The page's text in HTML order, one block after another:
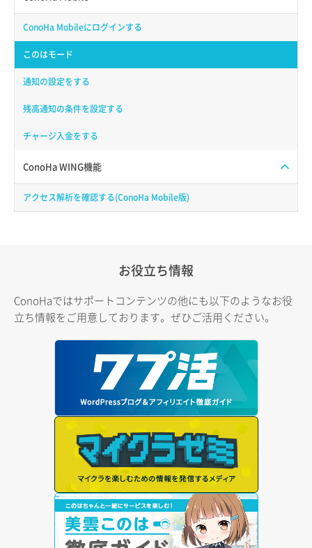
ConoHa Mobileにログインする
このはモード
通知の設定をする
残高通知の条件を設定する
チャージ入金をする
ConoHa WING機能
アクセス解析を確認する(ConoHa Mobile版)
お役立ち情報
ConoHaではサポートコンテンツの他にも以下のようなお役
立ち情報をご用意しております。ぜひご活用ください。